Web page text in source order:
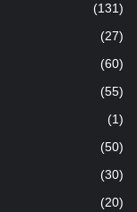
(131)
(27)
(60)
(55)
(1)
(50)
(30)
(20)